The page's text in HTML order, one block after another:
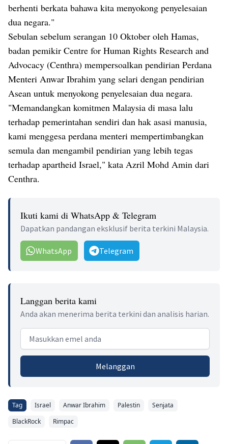
berhenti berkata bahawa kita menyokong penyelesaian
dua negara."
Sebulan sebelum serangan 10 Oktober oleh Hamas,
badan pemikir Centre for Human Rights Research and
Advocacy (Centhra) mempersoalkan pendirian Perdana
Menteri Anwar Ibrahim yang selari dengan pendirian
Asean untuk menyokong penyelesaian dua negara.
"Memandangkan komitmen Malaysia di masa lalu
terhadap pemerintahan sendiri dan hak asasi manusia,
kami menggesa perdana menteri mempertimbangkan
semula dan mengambil pendirian yang lebih tegas
terhadap apartheid Israel," kata Azril Mohd Amin dari
Centhra.
Ikuti kami di WhatsApp & Telegram
Dapatkan pandangan eksklusif berita terkini Malaysia.
WhatsApp Telegram
Langgan berita kami
Anda akan menerima berita terkini dan analisis harian.
Email address
Melanggan
Tag Israel Anwar Ibrahim Palestin
Senjata
BlackRock
Rimpac